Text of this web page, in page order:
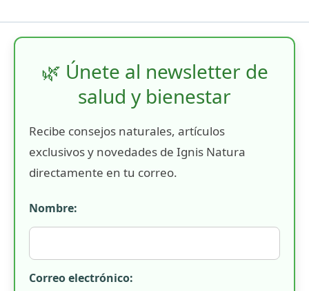
🌿 Únete al newsletter de
salud y bienestar
Recibe consejos naturales, artículos
exclusivos y novedades de Ignis Natura
directamente en tu correo.
Nombre:
Correo electrónico: